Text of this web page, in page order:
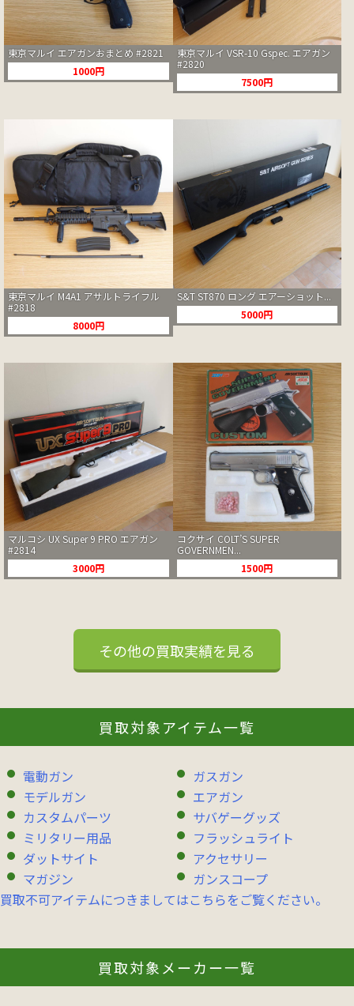
東京マルイ エアガンおまとめ #2821
1000円
東京マルイ VSR-10 Gspec. エアガン
#2820
7500円
東京マルイ M4A1 アサルトライフル
#2818
8000円
S&T ST870 ロング エアーショット...
5000円
マルコシ UX Super 9 PRO エアガン
#2814
3000円
コクサイ COLT’S SUPER
GOVERNMEN...
1500円
その他の買取実績を見る
買取対象アイテム一覧
電動ガン
ガスガン
モデルガン
エアガン
カスタムパーツ
サバゲーグッズ
ミリタリー用品
フラッシュライト
ダットサイト
アクセサリー
マガジン
ガンスコープ
買取不可アイテムにつきましてはこちらをご覧ください。
買取対象メーカー一覧